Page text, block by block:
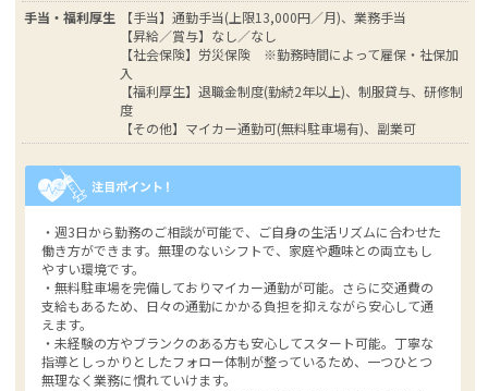
手当・福利厚生
【手当】通勤手当(上限13,000円／月)、業務手当
【昇給／賞与】なし／なし
【社会保険】労災保険 ※勤務時間によって雇保・社保加
入
【福利厚生】退職金制度(勤続2年以上)、制服貸与、研修制
度
【その他】マイカー通勤可(無料駐車場有)、副業可
・週3日から勤務のご相談が可能で、ご自身の生活リズムに合わせた
働き方ができます。無理のないシフトで、家庭や趣味との両立もし
やすい環境です。
・無料駐車場を完備しておりマイカー通勤が可能。さらに交通費の
支給もあるため、日々の通勤にかかる負担を抑えながら安心して通
えます。
・未経験の方やブランクのある方も安心してスタート可能。丁寧な
指導としっかりとしたフォロー体制が整っているため、一つひとつ
無理なく業務に慣れていけます。